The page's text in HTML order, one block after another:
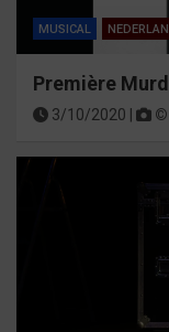
MUSICAL
Première
3/10/2020 | ©